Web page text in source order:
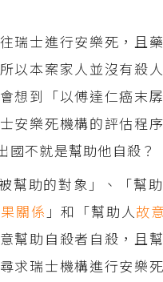
瑞士進行安樂死，且
以本案家人並沒有殺
想到「以傅達仁癌末
安樂死機構的評估程
不就是幫助他自殺？
幫助的對象」、「幫
關係 」和「幫助人故意
幫助自殺者自殺，且
求瑞士機構進行安樂